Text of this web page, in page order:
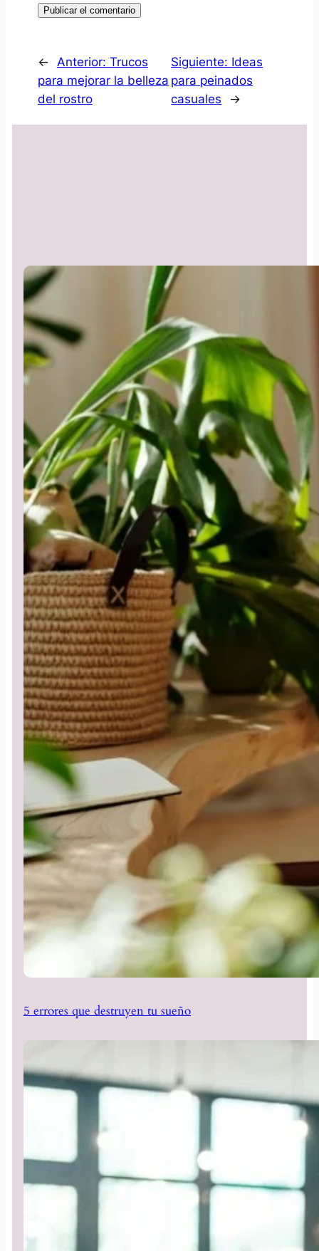
← Anterior: Trucos
para mejorar la belleza
del rostro
Siguiente: Ideas
para peinados
casuales
→
5 errores que destruyen tu sueño